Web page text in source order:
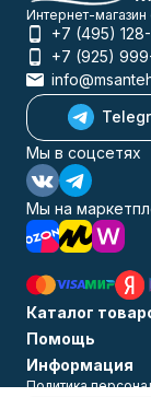
Интернет-магазин
+7 (495)
+7 (925)
Мы в соцсетях
Мы на
Каталог
Помощь
Информация
Политика